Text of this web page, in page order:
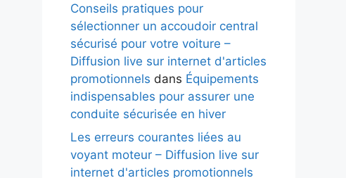
Conseils pratiques pour
sélectionner un accoudoir central
sécurisé pour votre voiture –
Diffusion live sur internet d'articles
promotionnels dans Équipements
indispensables pour assurer une
conduite sécurisée en hiver
Les erreurs courantes liées au
voyant moteur – Diffusion live sur
internet d'articles promotionnels